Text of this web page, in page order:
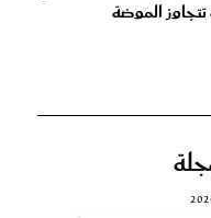
الموضة